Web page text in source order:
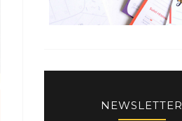
NEWSLETTER